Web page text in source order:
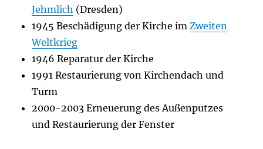
Jehmlich (Dresden)
1945 Beschädigung der Kirche imZweiten
Weltkrieg
1946 Reparatur der Kirche
1991 Restaurierung von Kirchendach und
Turm
2000-2003 Erneuerung des Außenputzes
und Restaurierung der Fenster